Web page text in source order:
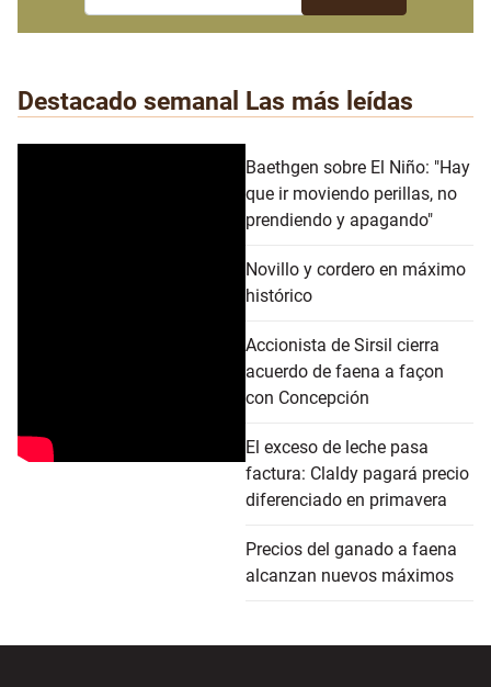
Destacado semanal Las más leídas
Baethgen sobre El Niño: "Hay
que ir moviendo perillas, no
prendiendo y apagando"
Novillo y cordero en máximo
histórico
Accionista de Sirsil cierra
acuerdo de faena a façon
con Concepción
El exceso de leche pasa
factura: Claldy pagará precio
diferenciado en primavera
Precios del ganado a faena
alcanzan nuevos máximos